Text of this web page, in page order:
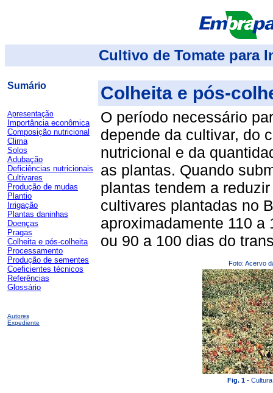
Cultivo de Tomate para
Sumário
Apresentação
Importância econômica
Composição nutricional
Clima
Solos
Adubação
Deficiências nutricionais
Cultivares
Produção de mudas
Plantio
Irrigação
Plantas daninhas
Doenças
Pragas
Colheita e pós-colheita
Processamento
Produção de sementes
Coeficientes técnicos
Referências
Glossário
Autores
Expediente
Colheita e pós-
O período necessário
depende da cultivar, do
nutricional e da
as plantas. Quando
plantas tendem a
cultivares plantadas no
aproximadamente 110
ou 90 a 100 dias do
Foto: Acervo
Fig. 1 -